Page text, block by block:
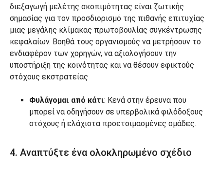
διεξαγωγή μελέτης σκοπιμότητας είναι ζωτικής
σημασίας για τον προσδιορισμό της πιθανής επιτυχίας
μιας μεγάλης κλίμακας πρωτοβουλίας συγκέντρωσης
κεφαλαίων. Βοηθά τους οργανισμούς να μετρήσουν το
ενδιαφέρον των χορηγών, να αξιολογήσουν την
υποστήριξη της κοινότητας και να θέσουν εφικτούς
στόχους εκστρατείας
Φυλάγομαι από κάτι: Κενά στην έρευνα που
μπορεί να οδηγήσουν σε υπερβολικά φιλόδοξους
στόχους ή ελάχιστα προετοιμασμένες ομάδες.
4. Αναπτύξτε ένα ολοκληρωμένο σχέδιο